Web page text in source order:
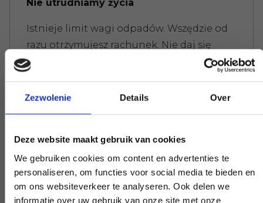
Zezwolenie Details Over
Deze website maakt gebruik van cookies
We gebruiken cookies om content en advertenties te
personaliseren, om functies voor social media te bieden en
om ons websiteverkeer te analyseren. Ook delen we
informatie over uw gebruik van onze site met onze
Nie utrudniamy życia
Istnieje limit wagi odpadów. Wszędzie od
razu otrzymujesz rachunek. Nie daj się
zwariować, nie martw się.
Jeśli masz pytanie, które ma wpływ na
naszą pracę, podnieś słuchawkę i zadaj je.
Nasi eksperci zapewnią jasność na
żądanie.